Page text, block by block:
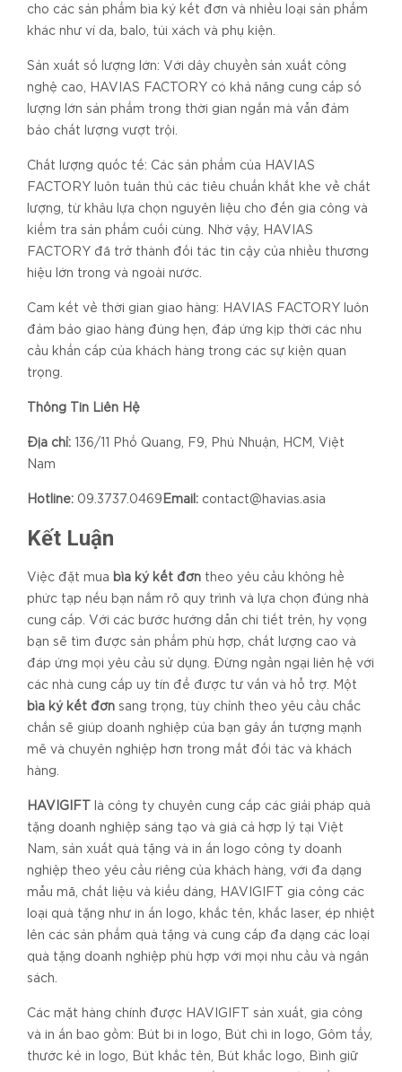
cho các sản phẩm bìa ký kết đơn và nhiều loại sản phẩm
khác như ví da, balo, túi xách và phụ kiện.
Sản xuất số lượng lớn: Với dây chuyền sản xuất công
nghệ cao, HAVIAS FACTORY có khả năng cung cấp số
lượng lớn sản phẩm trong thời gian ngắn mà vẫn đảm
bảo chất lượng vượt trội.
Chất lượng quốc tế: Các sản phẩm của HAVIAS
FACTORY luôn tuân thủ các tiêu chuẩn khắt khe về chất
lượng, từ khâu lựa chọn nguyên liệu cho đến gia công và
kiểm tra sản phẩm cuối cùng. Nhờ vậy, HAVIAS
FACTORY đã trở thành đối tác tin cậy của nhiều thương
hiệu lớn trong và ngoài nước.
Cam kết về thời gian giao hàng: HAVIAS FACTORY luôn
đảm bảo giao hàng đúng hẹn, đáp ứng kịp thời các nhu
cầu khẩn cấp của khách hàng trong các sự kiện quan
trọng.
Thông Tin Liên Hệ
Địa chỉ: 136/11 Phổ Quang, F9, Phú Nhuận, HCM, Việt
Nam
Hotline: 09.3737.0469 Email: contact@havias.asia
Kết Luận
Việc đặt mua bìa ký kết đơn theo yêu cầu không hề
phức tạp nếu bạn nắm rõ quy trình và lựa chọn đúng nhà
cung cấp. Với các bước hướng dẫn chi tiết trên, hy vọng
bạn sẽ tìm được sản phẩm phù hợp, chất lượng cao và
đáp ứng mọi yêu cầu sử dụng. Đừng ngần ngại liên hệ với
các nhà cung cấp uy tín để được tư vấn và hỗ trợ. Một
bìa ký kết đơn sang trọng, tùy chỉnh theo yêu cầu chắc
chắn sẽ giúp doanh nghiệp của bạn gây ấn tượng mạnh
mẽ và chuyên nghiệp hơn trong mắt đối tác và khách
hàng.
HAVIGIFT
là công ty chuyên cung cấp các giải pháp quà
tặng doanh nghiệp sáng tạo và giá cả hợp lý tại Việt
Nam, sản xuất quà tặng và in ấn logo công ty doanh
nghiệp theo yêu cầu riêng của khách hàng, với đa dạng
mẫu mã, chất liệu và kiểu dáng, HAVIGIFT gia công các
loại quà tặng như in ấn logo, khắc tên, khắc laser, ép nhiệt
lên các sản phẩm quà tặng và cung cấp đa dạng các loại
quà tặng doanh nghiệp phù hợp với mọi nhu cầu và ngân
sách.
Các mặt hàng chính được HAVIGIFT sản xuất, gia công
và in ấn bao gồm: Bút bi in logo, Bút chì in logo, Gôm tẩy,
thước kẻ in logo, Bút khắc tên, Bút khắc logo, Bình giữ